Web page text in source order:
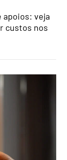
apoios: veja
custos nos